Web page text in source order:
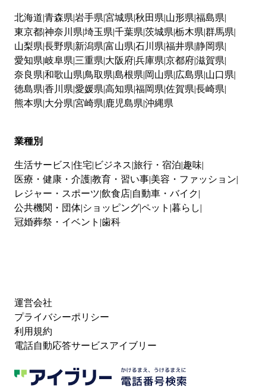
北海道 青森県 岩手県 宮城県 秋田県 山形県 福島県
東京都神奈川県 埼玉県 千葉県 茨城県 栃木県 群馬県
山梨県 長野県 新潟県 富山県 石川県 福井県 静岡県
愛知県 岐阜県 三重県 大阪府兵庫県 京都府滋賀県
奈良県 和歌山県 鳥取県 島根県 岡山県 広島県 山口県
徳島県 香川県 愛媛県 高知県 福岡県 佐賀県 長崎県
熊本県 大分県 宮崎県 鹿児島県 沖縄県
業種別
生活サービス 住宅 ビジネス 旅行・宿泊 趣味
医療・健康・介護教育・習い事 美容・ファッション
レジャー・スポーツ 飲食店 自動車・バイク
公共機関・団体 ショッピングペット 暮らし
冠婚葬祭・イベント 歯科
運営会社
プライバシーポリシー
利用規約
電話自動応答サービスアイブリー